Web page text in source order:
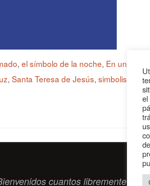
, el símbolo de la noche, En una
, Santa Teresa de Jesús, simbolismo
cuantos libremente
el